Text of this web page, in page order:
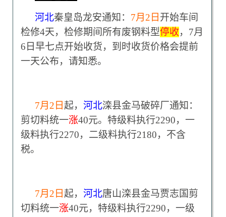
河北秦皇岛龙安通知： 7月2日 开始车间
检修4天，检修期间所有废钢料型停收，7月
6日早七点开始收货，到时收货价格会提前
一天公布，请知悉。
7月2日 起， 河北滦县金马破碎厂通知：
剪切料统一涨40元。特级料执行2290，一
级料执行2270，二级料执行2180，不含
税。
7月2日 起， 河北唐山滦县金马贾志国剪
切料统一涨40元，特级料执行2290，一级